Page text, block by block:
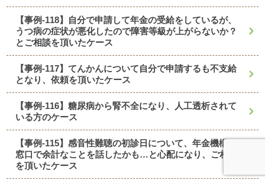
【事例-118】自分で申請して年金の受給をしているが、
うつ病の症状が悪化したので障害等級が上がらないか？
とご相談を頂いたケース
【事例-117】てんかんについて自分で申請するも不支給
となり、依頼を頂いたケース
【事例-116】糖尿病から腎不全になり、人工透析されて
いる方のケース
【事例-115】感音性難聴の初診日について、年金機構の
窓口で余計なことを話したかも…と心配になり、ご相談
を頂いたケース